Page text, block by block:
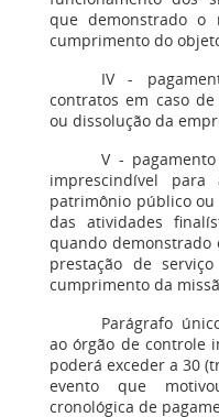
que demonstrado o
cumprimento do
IV -
contratos em caso
ou dissolução da
V -
imprescindível
patrimônio público
das atividades
quando demonstrado
prestação de
cumprimento da
Parágrafo
ao órgão de controle
poderá exceder a 30
evento que
cronológica de